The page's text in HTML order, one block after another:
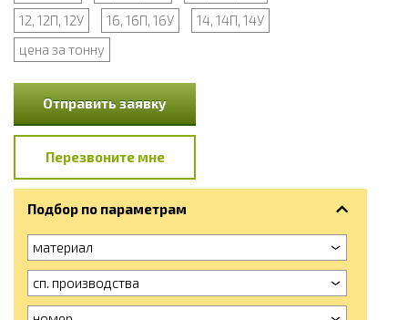
12, 12П, 12У
16, 16П, 16У
14, 14П, 14У
цена за тонну
Отправить заявку
Перезвоните мне
Подбор по параметрам
материал
сп. производства